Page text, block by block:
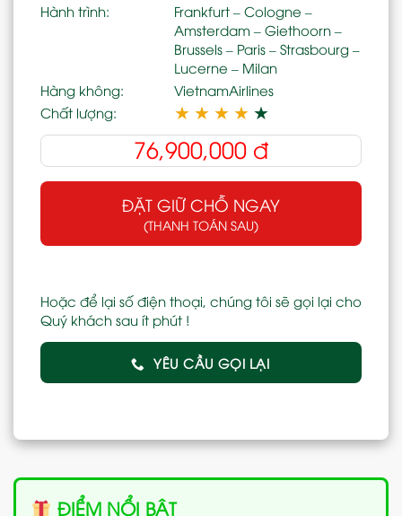
Hành trình:
Frankfurt – Cologne –
Amsterdam – Giethoorn –
Brussels – Paris – Strasbourg –
Lucerne – Milan
Hàng không:
VietnamAirlines
Chất lượng:
★ ★ ★ ★ ★
76,900,000 đ
ĐẶT GIỮ CHỖ NGAY
(THANH TOÁN SAU)
Hoặc để lại số điện thoại, chúng tôi sẽ gọi lại cho
Quý khách sau ít phút !
YÊU CẦU GỌI LẠI
ĐIỂM NỔI BẬT